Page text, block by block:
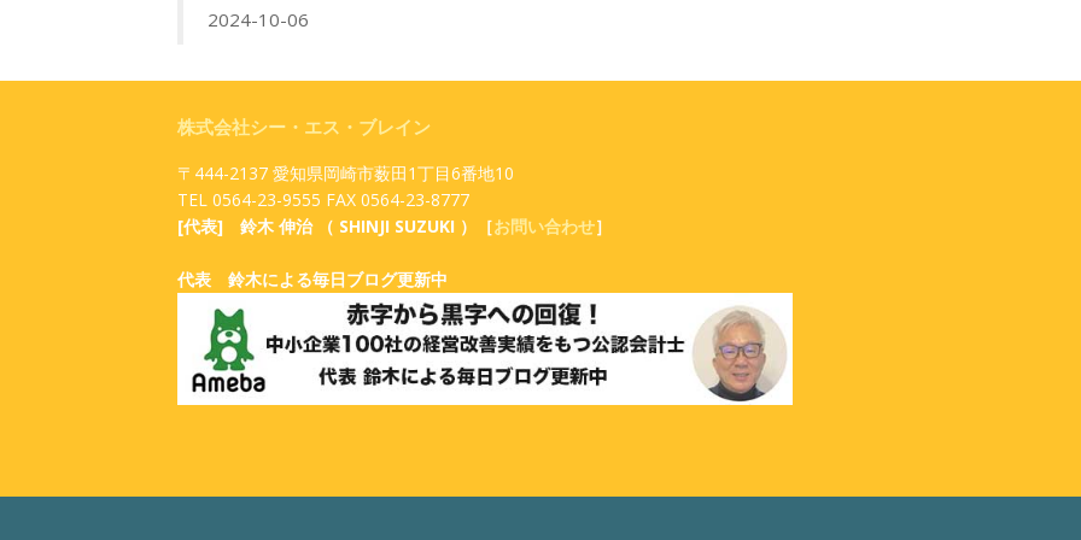
2024-10-06
株式会社シー・エス・ブレイン
〒444-2137 愛知県岡崎市薮田1丁目6番地10
TEL 0564-23-9555 FAX 0564-23-8777
[代表] 鈴木 伸治 （ SHINJI SUZUKI ）［お問い合わせ］
代表 鈴木による毎日ブログ更新中